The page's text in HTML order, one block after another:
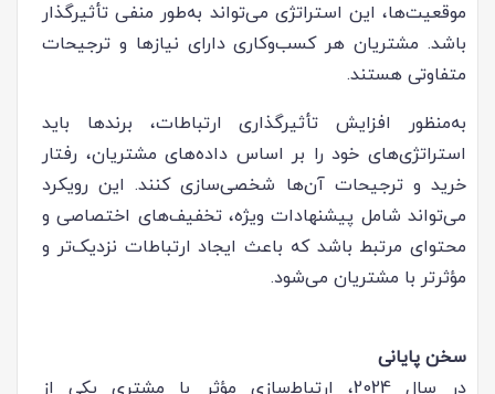
موقعیت‌ها، این استراتژی می‌تواند به‌طور منفی تأثیرگذار
باشد. مشتریان هر کسب‌وکاری دارای نیازها و ترجیحات
متفاوتی هستند.
به‌منظور افزایش تأثیرگذاری ارتباطات، برندها باید
استراتژی‌های خود را بر اساس داده‌های مشتریان، رفتار
خرید و ترجیحات آن‌ها شخصی‌سازی کنند. این رویکرد
می‌تواند شامل پیشنهادات ویژه، تخفیف‌های اختصاصی و
محتوای مرتبط باشد که باعث ایجاد ارتباطات نزدیک‌تر و
مؤثرتر با مشتریان می‌شود.
سخن پایانی
در سال 2024، ارتباط‌سازی مؤثر با مشتری یکی از